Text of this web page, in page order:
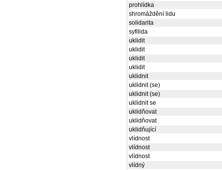
prohlídka
shromáždění lidu
solidarita
syfilida
uklidit
uklidit
uklidit
uklidit
uklidnit
uklidnit (se)
uklidnit (se)
uklidnit se
uklidňovat
uklidňovat
uklidňující
vlídnost
vlídnost
vlídnost
vlídný